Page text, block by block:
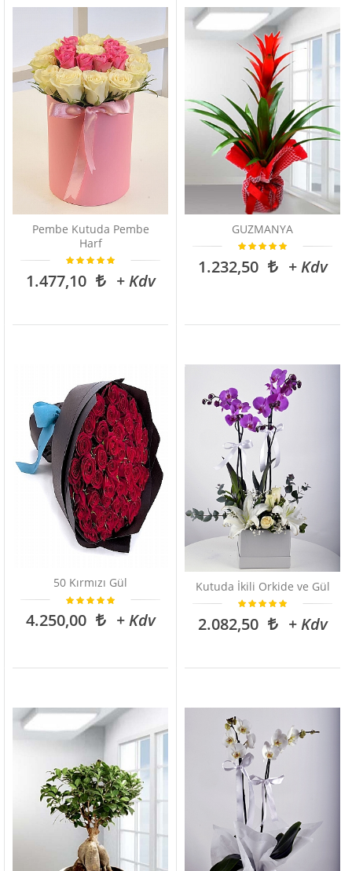
Pembe Kutuda Pembe
Harf
1.477,10 + Kdv
GUZMANYA
1.232,50 + Kdv
50 Kırmızı Gül
4.250,00 + Kdv
Kutuda İkili Orkide ve Gül
2.082,50 + Kdv